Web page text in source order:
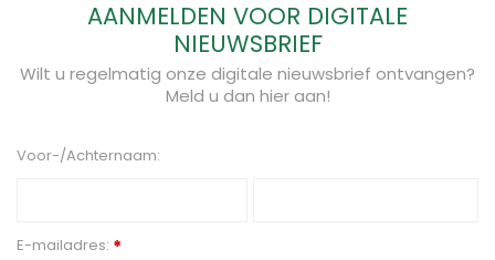
AANMELDEN VOOR DIGITALE
NIEUWSBRIEF
Wilt u regelmatig onze digitale nieuwsbrief ontvangen?
Meld u dan hier aan!
Voor-/Achternaam:
E-mailadres: *